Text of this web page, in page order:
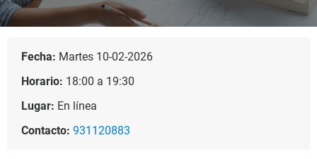
Fecha: Martes 10-02-2026
Horario: 18:00 a 19:30
Lugar: En línea
Contacto: 931120883